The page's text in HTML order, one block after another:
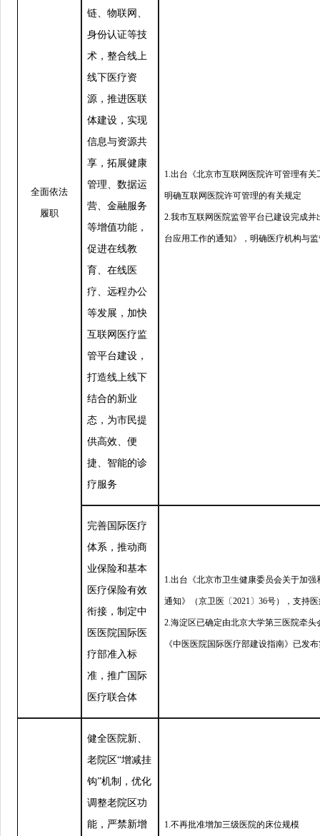
全面依法
履职
链、物联网、
身份认证等技
术，整合线上
线下医疗资
源，推进医联
体建设，实现
信息与资源共
享，拓展健康
管理、数据运
营、金融服务
等增值功能，
促进在线教
育、在线医
疗、远程办公
等发展，加快
互联网医疗监
管平台建设，
打造线上线下
结合的新业
态，为市民提
供高效、便
捷、智能的诊
疗服务
1.出台《北京市互联网医院许可管理有
明确互联网医院许可管理的有关规定
2.我市互联网医院监管平台已建设完成
台应用工作的通知》，明确医疗机构与
完善国际医疗
体系，推动商
业保险和基本
医疗保险有效
衔接，制定中
医医院国际医
疗部准入标
准，推广国际
医疗联合体
1.出台《北京市卫生健康委员会关于加
通知》（京卫医〔2021〕36号），支持
2.海淀区已确定由北京大学第三医院牵
《中医医院国际医疗部建设指南》已发
健全医院新、
老院区“增减挂
钩”机制，优化
调整老院区功
能，严禁新增
1.不再批准增加三级医院的床位规模